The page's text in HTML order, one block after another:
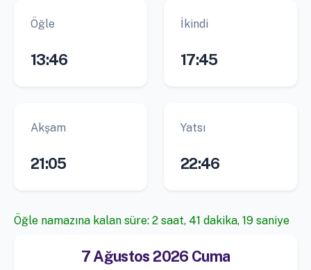
Öğle
13:46
İkindi
17:45
Akşam
21:05
Yatsı
22:46
Öğle namazına kalan süre: 2 saat, 41 dakika, 18 saniye
7 Ağustos 2026 Cuma